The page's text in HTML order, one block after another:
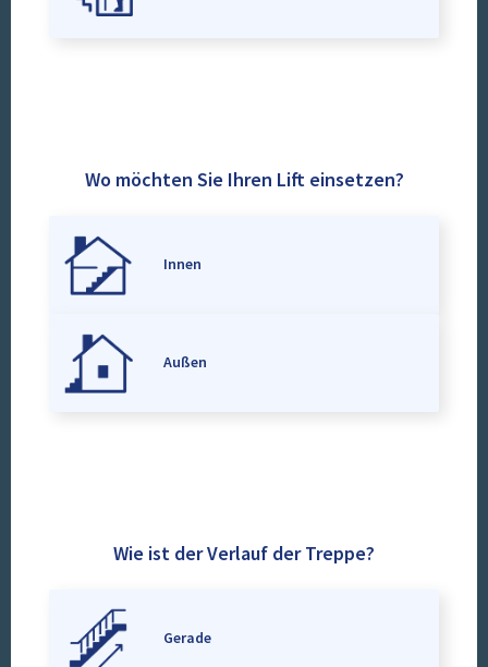
Wo möchten Sie Ihren Lift einsetzen?
Innen
Außen
Wie ist der Verlauf der Treppe?
Gerade